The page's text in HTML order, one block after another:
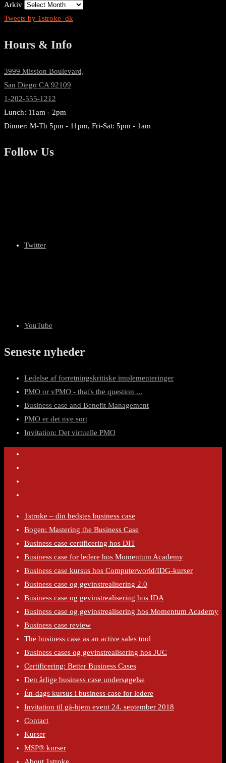
Arkiv
Tweets by 1stroke_dk
Hours & Info
3999 Mission Boulevard,
San Diego CA 92109
1-202-555-1212
Lunch: 11am - 2pm
Dinner: M-Th 5pm - 11pm, Fri-Sat: 5pm - 1am
Follow Us
Twitter
YouTube
Seneste nyheder
Ledelse af forretningskritiske implementeringer
PMO or vPMO - that's the question ...
Business case and Benefit Management
PMO er det nye sort
Invitation: Det virtuelle PMO
1stroke – din bedstes business case
Bogen: Mastering the Business Case
Business case certificering hos DIT
Business case for ledere hos Momentum Academy
Business case kursus hos Computerworld/IDG-kurser
Business case og gevinstrealisering 2.0
Business case og gevinstrealisering hos IDA
Business case og gevinstrealisering hos Momentum Academy
Business case review
The business case as an active sales tool
Business cases og gevinstrealisering hos JUC
Certificering: Better Business Cases
Den årlige business case undersøgelse
Én-dags kursus i business case for ledere
Invitation til gå-hjem event 24. september 2018
Contact
Kurser
MSP® kurser